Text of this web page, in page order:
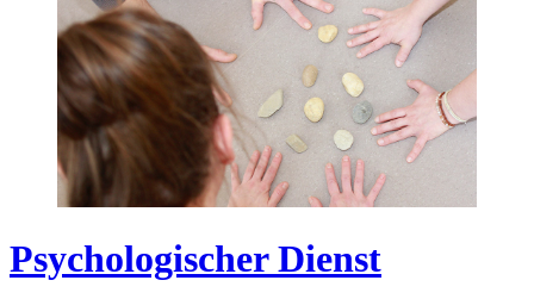
Psychologischer Dienst